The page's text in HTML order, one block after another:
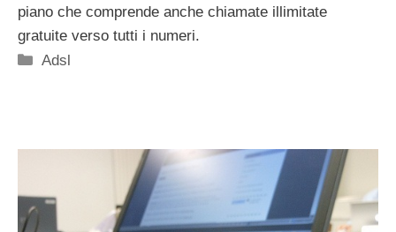
piano che comprende anche chiamate illimitate
gratuite verso tutti i numeri.
Categorie
Adsl